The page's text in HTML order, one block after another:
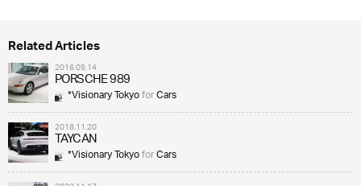
Related Articles
2016.09.14
PORSCHE 989
*Visionary TokyoforCars
2018.11.20
TAYCAN
*Visionary TokyoforCars